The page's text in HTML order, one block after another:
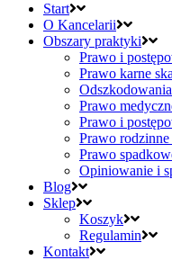
Start
O Kancelarii
Obszary praktyki
Prawo i
Prawo karne
Prawo
Prawo i
Prawo
Prawo
Opiniowanie i
Blog
Sklep
Koszyk
Regulamin
Kontakt